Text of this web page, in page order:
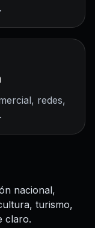
redes,
nacional,
turismo,
claro.